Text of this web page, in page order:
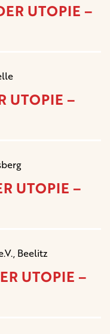
UTOPIE –
UTOPIE –
UTOPIE –
Beelitz
UTOPIE –